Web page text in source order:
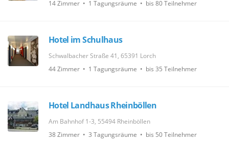
14 Zimmer • 1 Tagungsräume • bis 80 Teilnehmer
Hotel im Schulhaus
Schwalbacher Straße 41, 65391 Lorch
44 Zimmer • 1 Tagungsräume • bis 35 Teilnehmer
Hotel Landhaus Rheinböllen
Am Bahnhof 1-3, 55494 Rheinböllen
38 Zimmer • 3 Tagungsräume • bis 50 Teilnehmer